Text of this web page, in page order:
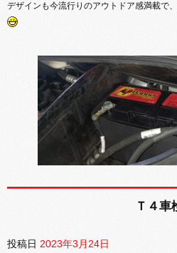
デザインも今流行りのアウトドア感満載で
Ｔ４車
投稿日 2023年3月24日